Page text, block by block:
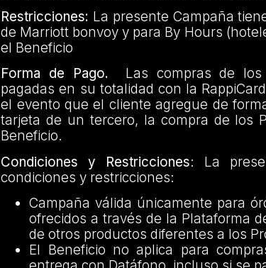
Restricciones: La presente Campaña
de Marriott bonvoy y para By Hours
el Beneficio
Forma de Pago. Las compras de los
pagadas en su totalidad con la
el evento que el cliente agregue de
tarjeta de un tercero, la compra de los
Beneficio.
Condiciones y Restricciones: La
condiciones y restricciones:
Campaña válida únicamente para
ofrecidos a través de la Plataforma
de otros productos diferentes a los
El Beneficio no aplica para